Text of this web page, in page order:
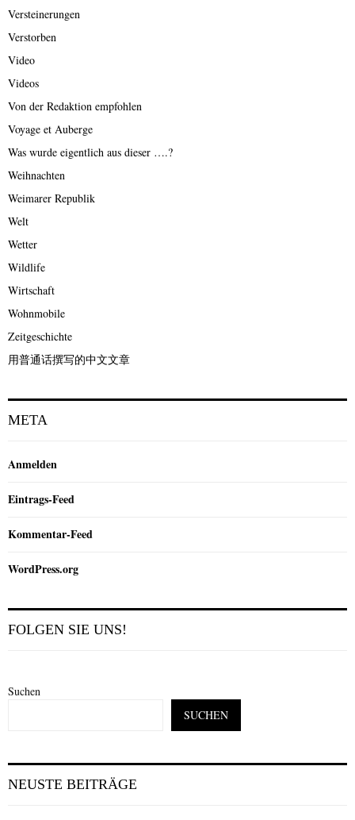
Versteinerungen
Verstorben
Video
Videos
Von der Redaktion empfohlen
Voyage et Auberge
Was wurde eigentlich aus dieser ….?
Weihnachten
Weimarer Republik
Welt
Wetter
Wildlife
Wirtschaft
Wohnmobile
Zeitgeschichte
用普通话撰写的中文文章
META
Anmelden
Eintrags-Feed
Kommentar-Feed
WordPress.org
FOLGEN SIE UNS!
Suchen
SUCHEN
NEUSTE BEITRÄGE